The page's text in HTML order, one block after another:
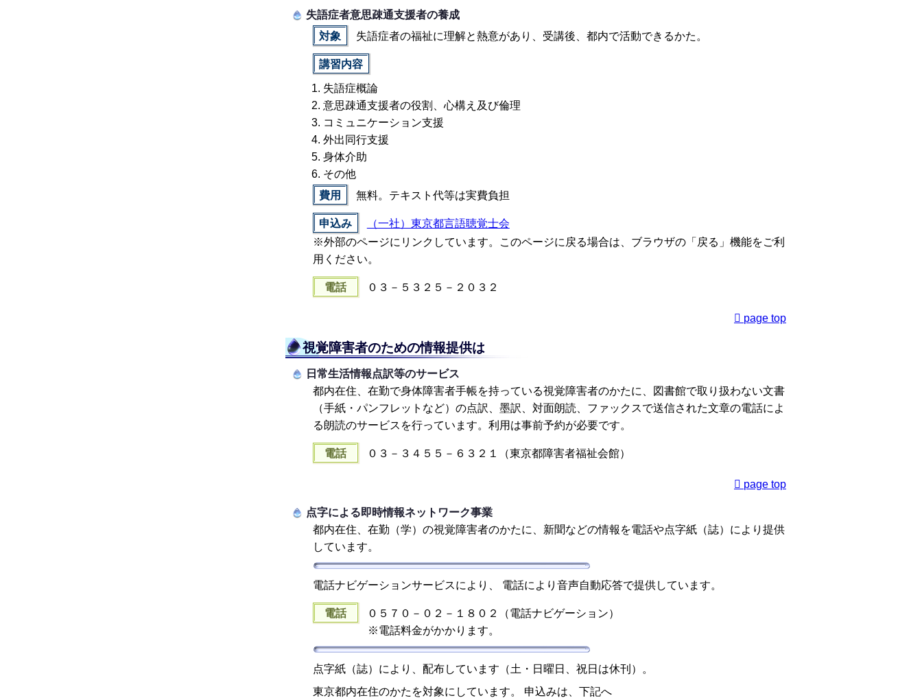
失語症者意思疎通支援者の養成
対象
失語症者の福祉に理解と熱意があり、受講後、都内で活動できるかた。
講習内容
失語症概論
意思疎通支援者の役割、心構え及び倫理
コミュニケーション支援
外出同行支援
身体介助
その他
費用
無料。テキスト代等は実費負担
申込み
（一社）東京都言語聴覚士会
※外部のページにリンクしています。このページに戻る場合は、ブラウザの「戻る」機能をご利
用ください。
電話 ０３－５３２５－２０３２
page top
視覚障害者のための情報提供は
日常生活情報点訳等のサービス
都内在住、在勤で身体障害者手帳を持っている視覚障害者のかたに、図書館で取り扱わない文書
（手紙・パンフレットなど）の点訳、墨訳、対面朗読、ファックスで送信された文章の電話によ
る朗読のサービスを行っています。利用は事前予約が必要です。
電話 ０３－３４５５－６３２１（東京都障害者福祉会館）
page top
点字による即時情報ネットワーク事業
都内在住、在勤（学）の視覚障害者のかたに、新聞などの情報を電話や点字紙（誌）により提供
しています。
電話ナビゲーションサービスにより、 電話により音声自動応答で提供しています。
電話
０５７０－０２－１８０２（電話ナビゲーション）
※電話料金がかかります。
点字紙（誌）により、配布しています（土・日曜日、祝日は休刊）。
東京都内在住のかたを対象にしています。 申込みは、下記へ